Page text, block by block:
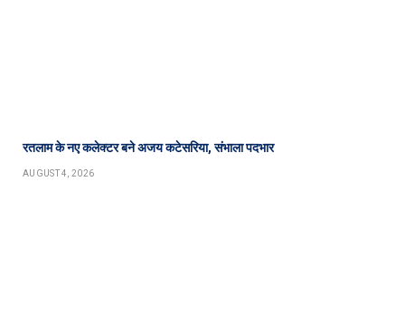
रतलाम के नए कलेक्टर बने अजय कटेसरिया, संभाला पदभार
AUGUST 4, 2026